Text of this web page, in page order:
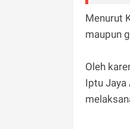
Menurut
maupun
Oleh
Iptu Jaya